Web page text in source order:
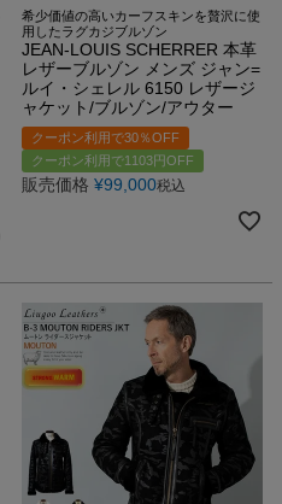
希少価値の高いカーフスキンを贅沢に使
用したラグカジブルゾン
JEAN-LOUIS SCHERRER 本革
レザーブルゾン メンズ ジャン=
ルイ・シェレル 6150 レザージ
ャケット/ブルゾン/アウター
クーポン利用で30％OFF
クーポン利用で1103円OFF
販売価格 ¥99,000税込